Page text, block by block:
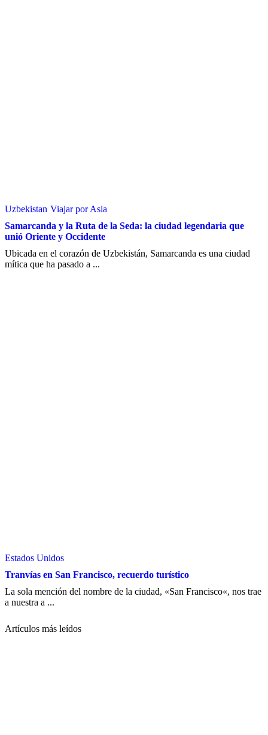
Uzbekistan Viajar por Asia
Samarcanda y la Ruta de la Seda: la ciudad legendaria que
unió Oriente y Occidente
Ubicada en el corazón de Uzbekistán, Samarcanda es una ciudad
mítica que ha pasado a ...
Estados Unidos
Tranvías en San Francisco, recuerdo turístico
La sola mención del nombre de la ciudad, «San Francisco«, nos trae
a nuestra a ...
Artículos más leídos